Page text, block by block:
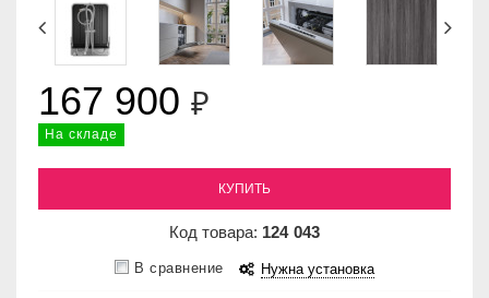
167 900 ₽
На складе
КУПИТЬ
Код товара: 124 043
В сравнение Нужна установка